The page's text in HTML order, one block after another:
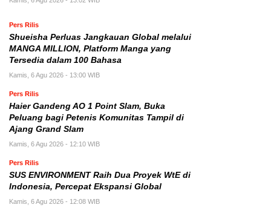
Pers Rilis
Shueisha Perluas Jangkauan Global melalui
MANGA MILLION, Platform Manga yang
Tersedia dalam 100 Bahasa
Kamis, 6 Agu 2026 - 13:00 WIB
Pers Rilis
Haier Gandeng AO 1 Point Slam, Buka
Peluang bagi Petenis Komunitas Tampil di
Ajang Grand Slam
Kamis, 6 Agu 2026 - 12:10 WIB
Pers Rilis
SUS ENVIRONMENT Raih Dua Proyek WtE di
Indonesia, Percepat Ekspansi Global
Kamis, 6 Agu 2026 - 12:08 WIB